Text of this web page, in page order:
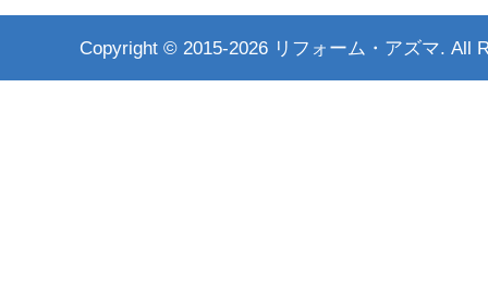
Copyright © 2015-2026 リフォーム・アズマ. All